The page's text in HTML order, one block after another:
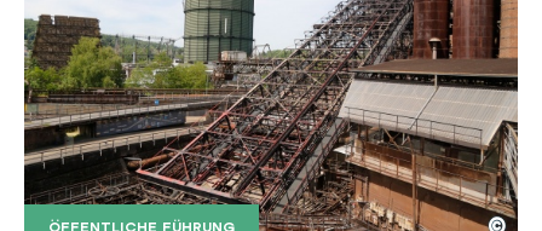
ÖFFENTLICHE FÜHRUNG